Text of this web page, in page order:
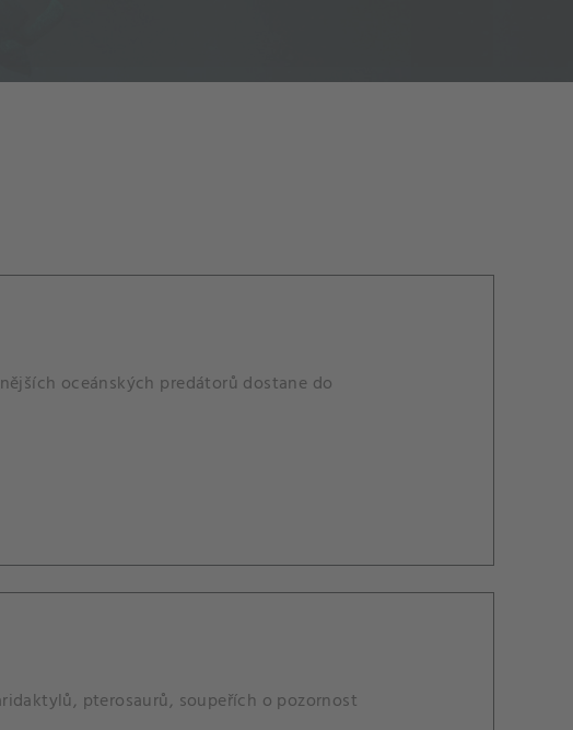
oceánských predátorů dostane do
pterosaurů, soupeřích o pozornost